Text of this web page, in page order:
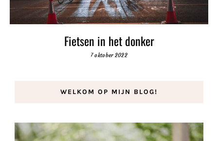
Fietsen in het donker
7 oktober 2022
WELKOM OP MIJN BLOG!